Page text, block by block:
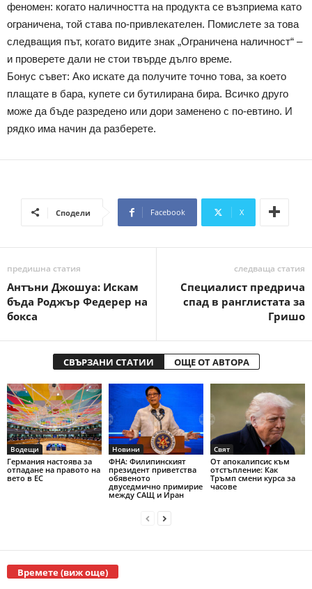
феномен: когато наличността на продукта се възприема като
ограничена, той става по-привлекателен. Помислете за това
следващия път, когато видите знак „Ограничена наличност“ –
и проверете дали не стои твърде дълго време.
Бонус съвет: Ако искате да получите точно това, за което
плащате в бара, купете си бутилирана бира. Всичко друго
може да бъде разредено или дори заменено с по-евтино. И
рядко има начин да разберете.
Сподели Facebook X
предишна статия
Антъни Джошуа: Искам
бъда Роджър Федерер на
бокса
следваща статия
Специалист предрича
спад в ранглистата за
Гришо
СВЪРЗАНИ СТАТИИ ОЩЕ ОТ АВТОРА
Водещи
Германия настоява за
отпадане на правото на
вето в ЕС
Новини
ФНА: Филипинският
президент приветства
обявеното
двуседмично примирие
между САЩ и Иран
Свят
От апокалипсис към
отстъпление: Как
Тръмп смени курса за
часове
Времете (виж още)